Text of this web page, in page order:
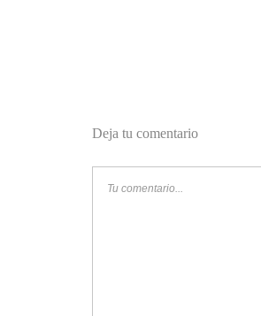
Deja tu comentario